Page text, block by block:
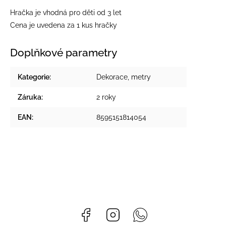
Hračka je vhodná pro děti od 3 let
Cena je uvedena za 1 kus hračky
Doplňkové parametry
Kategorie: Dekorace, metry
Záruka: 2 roky
EAN: 8595151814054
Facebook Instagram